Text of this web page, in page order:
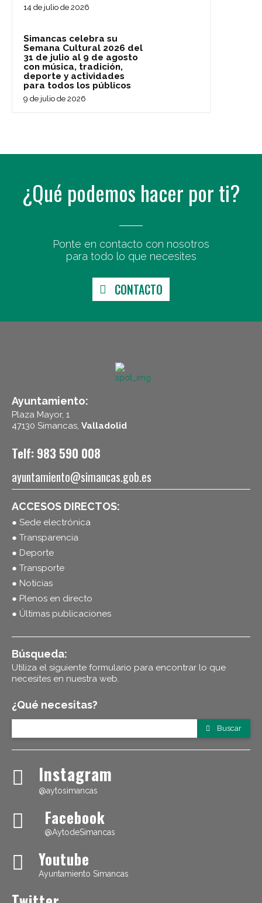
14 de julio de 2026
Simancas celebra su
Semana Cultural 2026 del
31 de julio al 9 de agosto
con música, tradición,
deporte y actividades
para todos los públicos
9 de julio de 2026
¿Qué podemos hacer por ti?
Ponte en contacto con nosotros
para todo lo que necesites
CONTACTO
Ayuntamiento:
Plaza Mayor, 1
47130 Simancas, Valladolid
Telf: 983 590 008
ayuntamiento@simancas.gob.es
ACCESOS DIRECTOS:
● Sede electrónica
● Transparencia
● Deporte
● Transporte
● Noticias
● Plenos en directo
● Últimas publicaciones
Búsqueda:
Utiliza el siguiente formulario para encontrar lo que
necesites en nuestra web.
¿Qué necesitas?
Buscar
Instagram
@aytosimancas
Facebook
@AytodeSimancas
Youtube
Ayuntamiento Simancas